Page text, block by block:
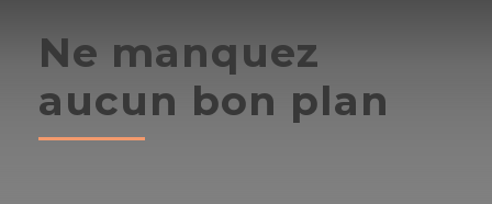
Ne manquez
aucun bon plan